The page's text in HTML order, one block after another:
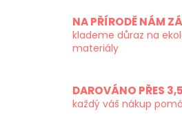
l
á
í
p
NA PŘÍRODĚ NÁM
klademe důraz na
materiály
DAROVÁNO PŘES
každý váš nákup